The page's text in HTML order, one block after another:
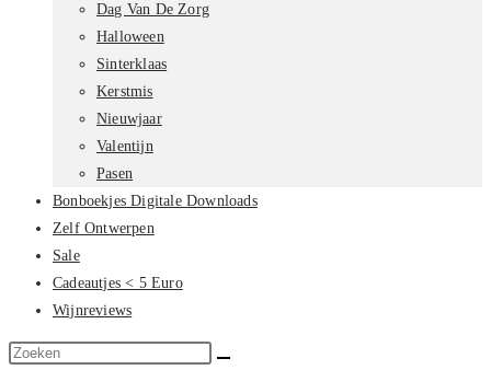
Dag Van De Zorg
Halloween
Sinterklaas
Kerstmis
Nieuwjaar
Valentijn
Pasen
Bonboekjes Digitale Downloads
Zelf Ontwerpen
Sale
Cadeautjes < 5 Euro
Wijnreviews
Zoek